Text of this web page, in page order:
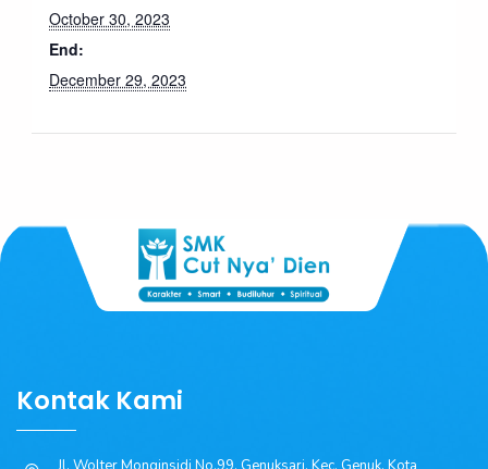
October 30, 2023
End:
December 29, 2023
Kontak Kami